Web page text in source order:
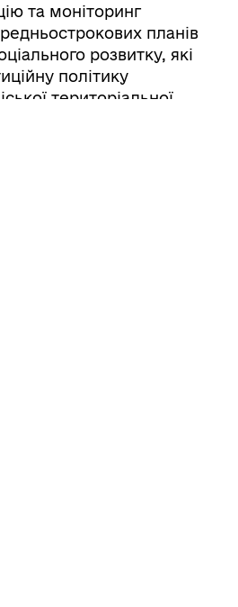
та моніторинг
планів
розвитку, які
політику
територіальної